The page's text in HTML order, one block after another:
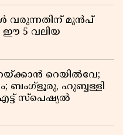
വരുന്നതിന് മുൻപ്
ഈ 5 വലിയ
റെയിൽവേ;
ബംഗ്ളൂരു, ഹുബ്ബള്ളി
സ്പെഷ്യൽ